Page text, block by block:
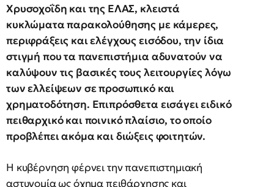
Χρυσοχοΐδη και της ΕΛΑΣ, κλειστά
κυκλώματα παρακολούθησης με κάμερες,
περιφράξεις και ελέγχους εισόδου, την ίδια
στιγμή που τα πανεπιστήμια αδυνατούν να
καλύψουν τις βασικές τους λειτουργίες λόγω
των ελλείψεων σε προσωπικό και
χρηματοδότηση. Επιπρόσθετα εισάγει ειδικό
πειθαρχικό και ποινικό πλαίσιο, το οποίο
προβλέπει ακόμα και διώξεις φοιτητών.
Η κυβέρνηση φέρνει την πανεπιστημιακή
αστυνομία ως όχημα πειθάρχησης και